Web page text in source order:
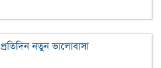
প্রতিদিন নতুন ভালোবাসা